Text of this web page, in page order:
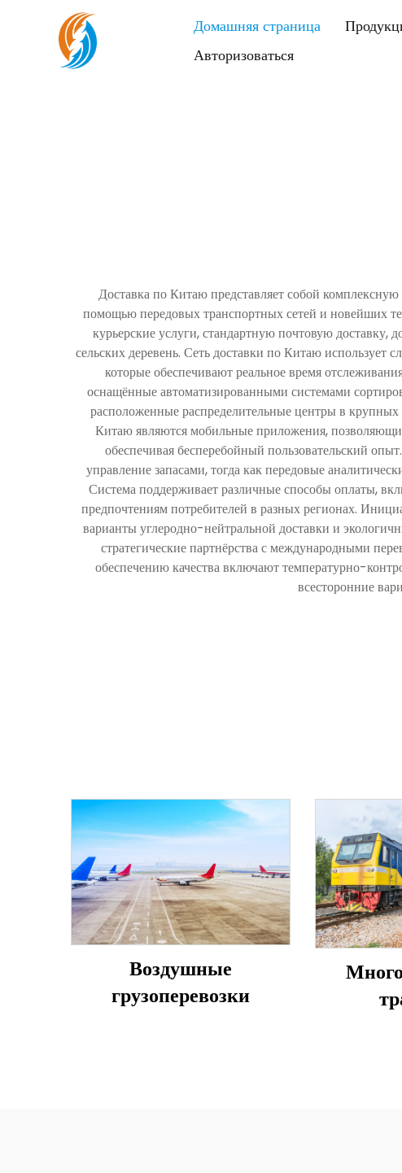
Домашняя страница
Авторизоваться
Доставка по Китаю представляет собой
помощью передовых транспортных сетей и новейших
курьерские услуги, стандартную почтовую
сельских деревень. Сеть доставки по Китаю
которые обеспечивают реальное время
оснащённые автоматизированными системами
расположенные распределительные центры в
Китаю являются мобильные приложения,
обеспечивая бесперебойный пользовательский
управление запасами, тогда как передовые
Система поддерживает различные способы оплаты,
предпочтениям потребителей в разных регионах.
варианты углеродно-нейтральной доставки и
стратегические партнёрства с международными
обеспечению качества включают температурно-
всесторонние
Воздушные
грузоперевозки